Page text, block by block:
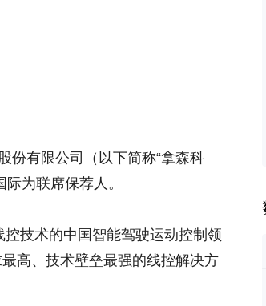
份有限公司（以下简称“拿森科
为联席保荐人。
技术的中国智能驾驶运动控制领
高、技术壁垒最强的线控解决方